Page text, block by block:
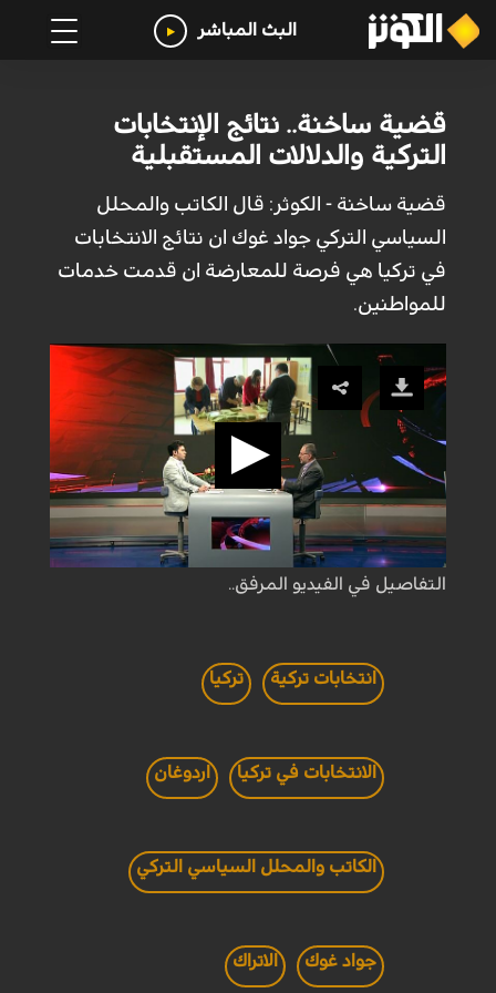
البث المباشر
قضية ساخنة.. نتائج الإنتخابات
التركية والدلالات المستقبلية
قضية ساخنة - الكوثر: قال الكاتب والمحلل
السياسي التركي جواد غوك ان نتائج الانتخابات
في تركيا هي فرصة للمعارضة ان قدمت خدمات
للمواطنين.
التفاصيل في الفيديو المرفق..
انتخابات تركية تركيا
الانتخابات في تركيا اردوغان
الكاتب والمحلل السياسي التركي
جواد غوك الاتراك